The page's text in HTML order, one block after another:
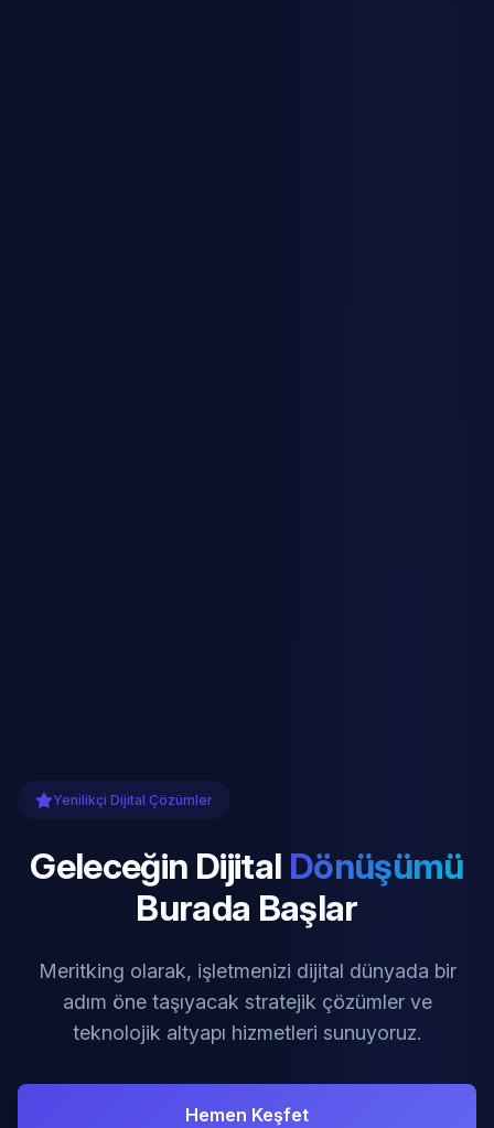
Yenilikçi Dijital Çözümler
Geleceğin Dijital Dönüşümü
Burada Başlar
Meritking olarak, işletmenizi dijital dünyada bir
adım öne taşıyacak stratejik çözümler ve
teknolojik altyapı hizmetleri sunuyoruz.
Hemen Keşfet